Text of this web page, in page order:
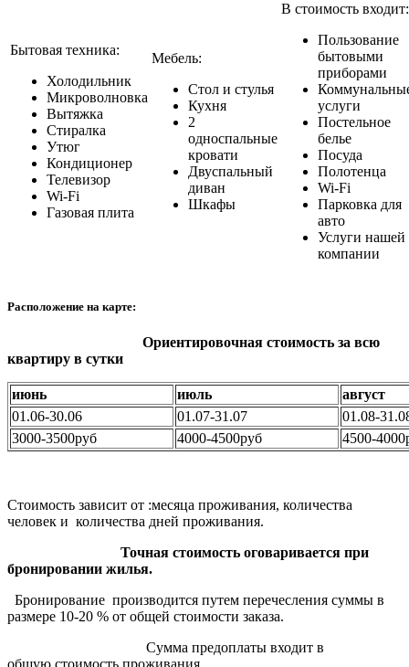
Бытовая техника:
Холодильник
Микроволновка
Вытяжка
Стиралка
Утюг
Кондиционер
Телевизор
Wi-Fi
Газовая плита
Мебель:
Стол и стулья
Кухня
2
односпальные
кровати
Двуспальный
диван
Шкафы
В стоимость входит:
Пользование
бытовыми
приборами
услуги
Постельное
белье
Посуда
Полотенца
Wi-Fi
Парковка для
авто
Услуги нашей
компании
Расположение на карте:
Ориентировочная стоимость за всю
квартиру в сутки
июнь июль
август
01.06-30.06
01.07-31.07
01.08-
3000-3500руб
4000-4500руб 4500-
Стоимость зависит от :месяца проживания, количества
человек и количества дней проживания.
Точная стоимость оговаривается при
бронировании жилья.
Бронирование производится путем перечесления суммы в
размере 10-20 % от общей стоимости заказа.
Сумма предоплаты входит в